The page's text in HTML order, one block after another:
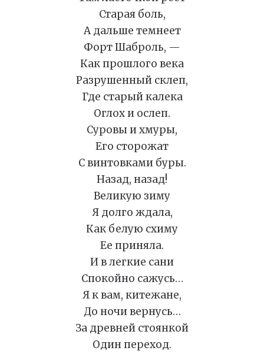
Старая боль,
А дальше темнеет
Форт Шаброль, —
Как прошлого века
Разрушенный склеп,
Где старый калека
Оглох и ослеп.
Суровы и хмуры,
Его сторожат
С винтовками буры.
Назад, назад!
Великую зиму
Я долго ждала,
Как белую схиму
Ее приняла.
И в легкие сани
Спокойно сажусь…
Я к вам, китежане,
До ночи вернусь…
За древней стоянкой
Один переход.